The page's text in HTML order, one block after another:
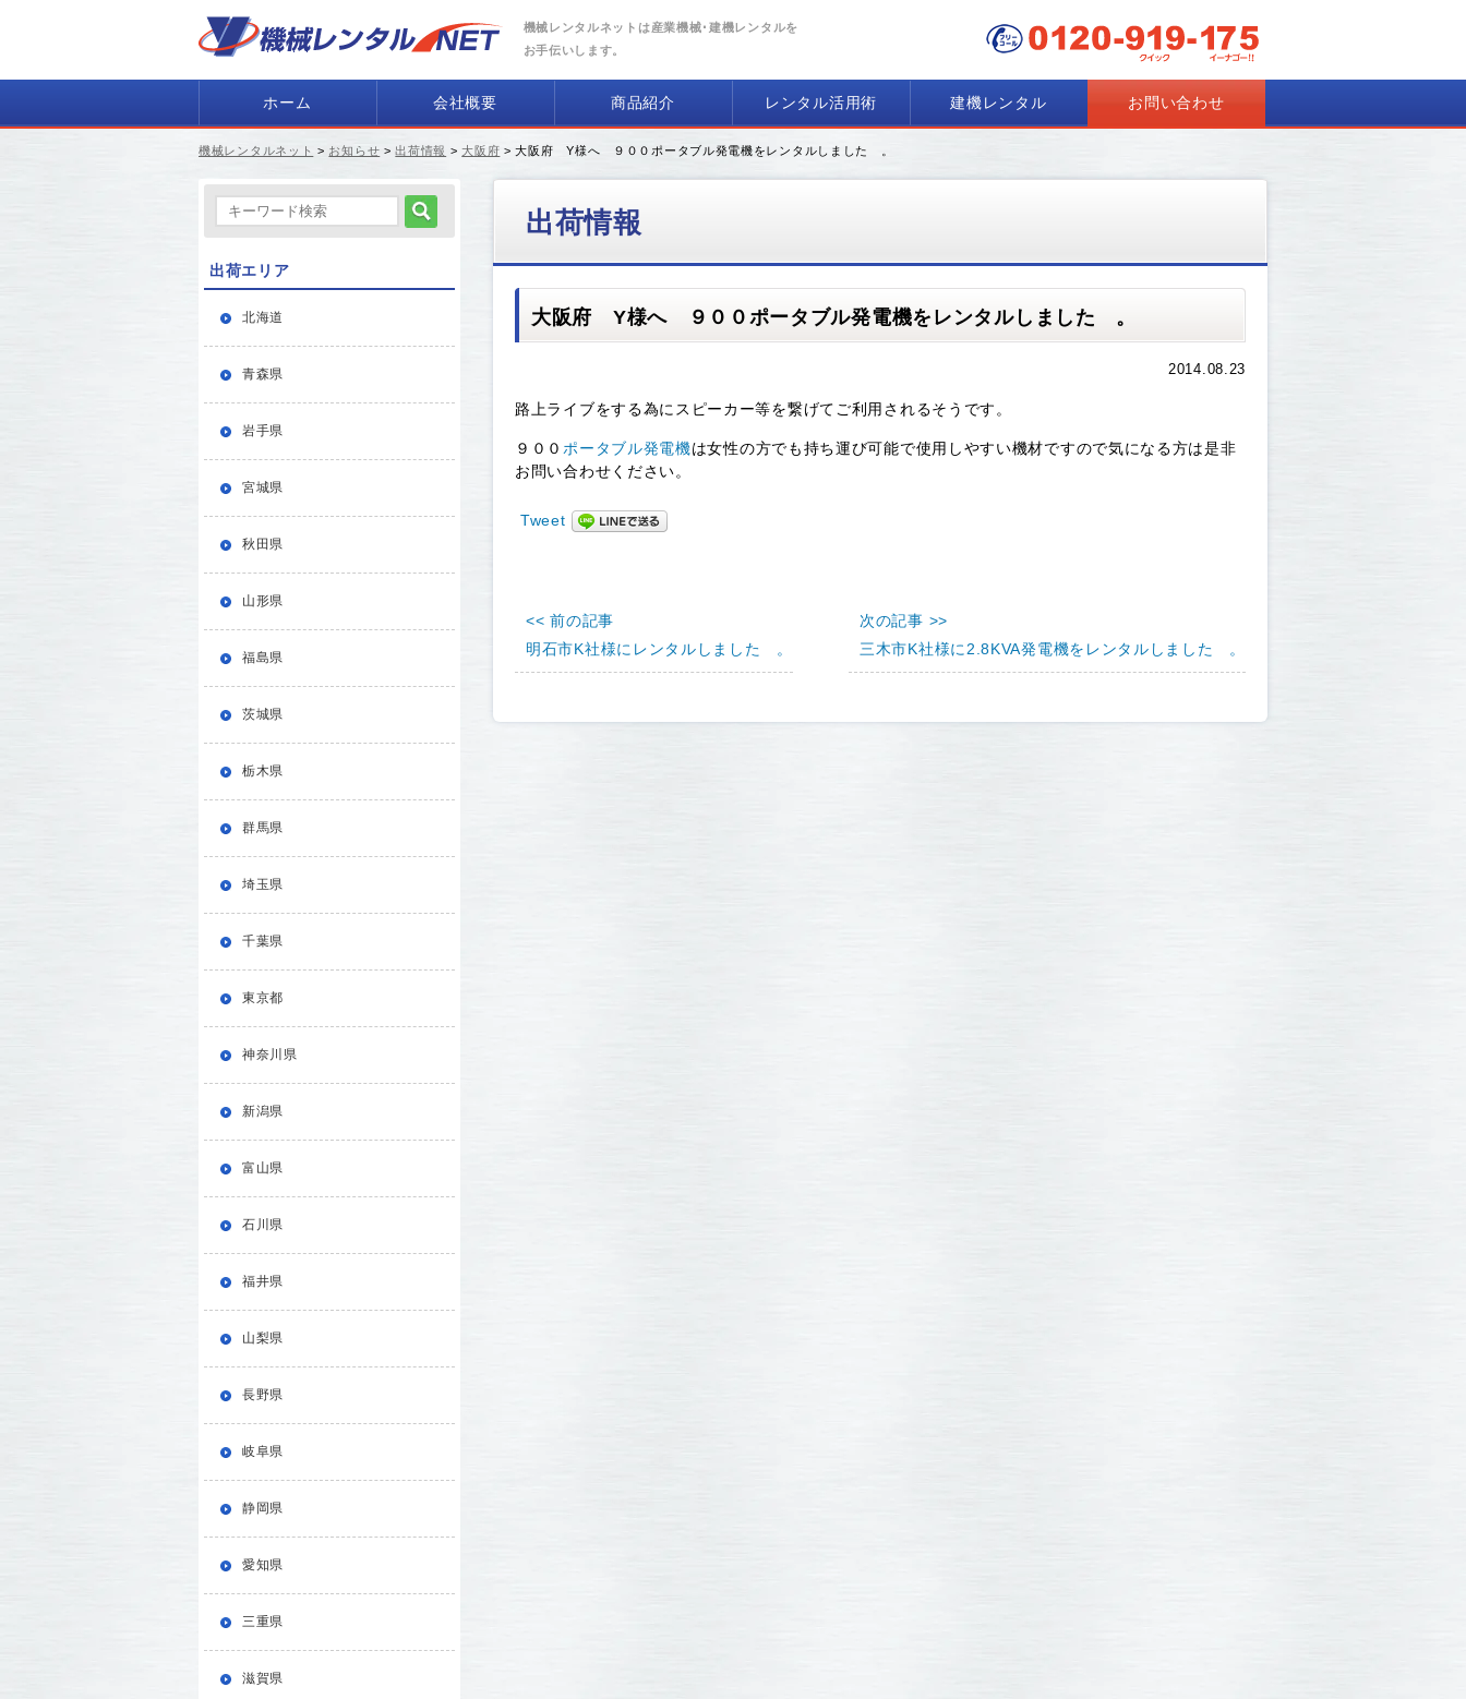
機械レンタルネットは産業機械･建機レンタルを
お手伝いします。
ホーム 会社概要 商品紹介 レンタル活用術 建機レンタル お問い合わせ
機械レンタルネット > お知らせ >出荷情報 >大阪府 > 大阪府 Y様へ ９００ポータブル発電機をレンタルしました 。
出荷情報
大阪府 Y様へ ９００ポータブル発電機をレンタルしました 。
2014.08.23
路上ライブをする為にスピーカー等を繋げてご利用されるそうです。
９００ ポータブル発電機は女性の方でも持ち運び可能で使用しやすい機材ですので気になる方は是非
お問い合わせください。
Tweet
<< 前の記事
明石市K社様にレンタルしました 。
次の記事 >>
三木市K社様に2.8KVA発電機をレンタルしました 。
出荷エリア
北海道
青森県
岩手県
宮城県
秋田県
山形県
福島県
茨城県
栃木県
群馬県
埼玉県
千葉県
東京都
神奈川県
新潟県
富山県
石川県
福井県
山梨県
長野県
岐阜県
静岡県
愛知県
三重県
滋賀県